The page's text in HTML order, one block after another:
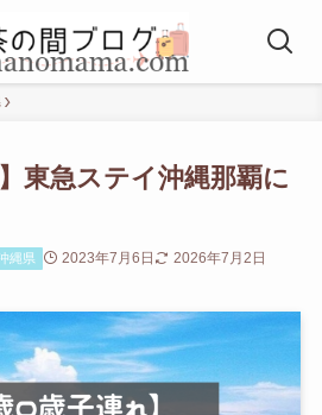
東急ステイ沖縄那覇に
縄県 2023年7月6日 2026年7月2日